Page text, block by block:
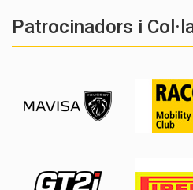
Patrocinadors i